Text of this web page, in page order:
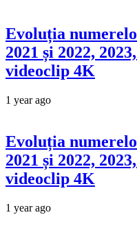
Evoluția
2021 și 2022,
videoclip 4K
1 year ago
Evoluția
2021 și 2022,
videoclip 4K
1 year ago